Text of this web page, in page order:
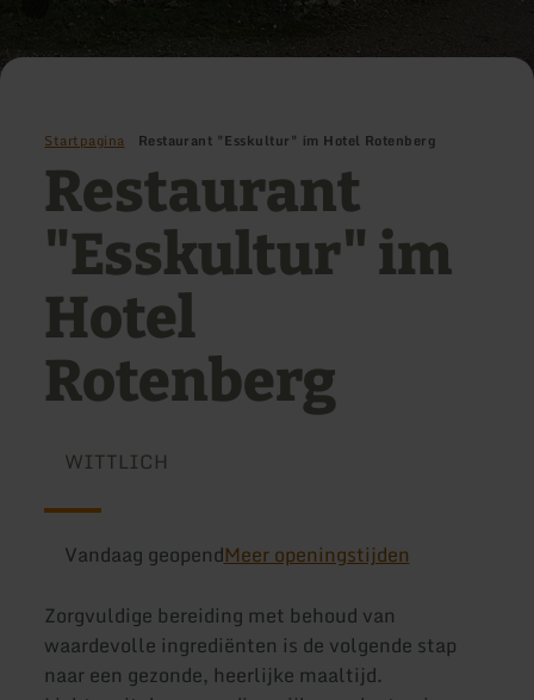
Startpagina Restaurant "Esskultur" im Hotel Rotenberg
Restaurant
"Esskultur" im
Hotel
Rotenberg
WITTLICH
Vandaag geopendMeer openingstijden
Zorgvuldige bereiding met behoud van
waardevolle ingrediënten is de volgende stap
naar een gezonde, heerlijke maaltijd.